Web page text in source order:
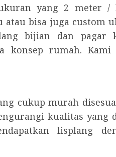
yang 2 meter /
atau bisa juga custom
bijian dan
konsep rumah. Kami
cukup murah
kualitas yang
lisplang